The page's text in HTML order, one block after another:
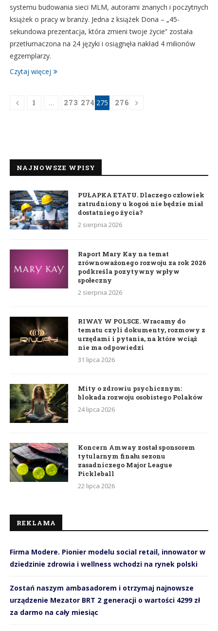
systemu budowania sieci MLM, autorami znanych i poczytnych
książek o pracy w branży. Jedna z książek Dona – „45-
sekundowa prezentacja, która zmieni twoje życie” została
przetłumaczona na 24 języki i osiągnęła nakład 4 milionów
egzemplarzy.
Czytaj więcej
1 … 273 274 275 276
NAJNOWSZE WPISY
PUŁAPKA ETATU. Dlaczego człowiek
zatrudniony u kogoś nie będzie miał
dostatniego życia?
2 sierpnia 2026
Raport Mary Kay na temat
zrównoważonego rozwoju za rok 2026
podkreśla pozytywny wpływ
społeczny
2 sierpnia 2026
RIWAY W POLSCE. Wracamy do
tematu czyli dokumenty, rozmowy z
urzędami i pytania, na które wciąż
nie ma odpowiedzi
31 lipca 2026
Mity o zdrowiu psychicznym:
blokada rozwoju osobistego Polaków
24 lipca 2026
Koncern Amway został sponsorem
tytularnym finału sezonu
zasadniczego Major League
Pickleball
22 lipca 2026
REKLAMA
Firma Modere. Pionier modelu social retail, innowator w
dziedzinie zdrowia i wellness wchodzi na rynek polski
Zostań naszym ambasadorem i otrzymaj najnowsze
urządzenie Mezator BRT 2 generacji o wartości 4299 zł
za darmo na cały miesiąc